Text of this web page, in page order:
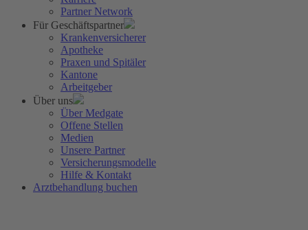
Partner Network
Für Geschäftspartner
Krankenversicherer
Apotheke
Praxen und Spitäler
Kantone
Arbeitgeber
Über uns
Über Medgate
Offene Stellen
Medien
Unsere Partner
Versicherungsmodelle
Hilfe & Kontakt
Arztbehandlung buchen